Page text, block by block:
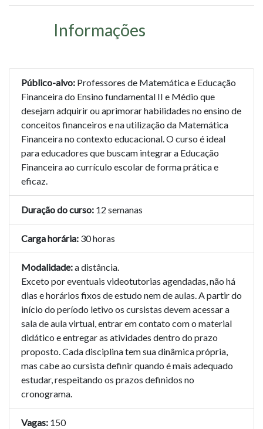
Informações
Público-alvo: Professores de Matemática e Educação
Financeira do Ensino fundamental II e Médio que
desejam adquirir ou aprimorar habilidades no ensino de
conceitos financeiros e na utilização da Matemática
Financeira no contexto educacional. O curso é ideal
para educadores que buscam integrar a Educação
Financeira ao currículo escolar de forma prática e
eficaz.
Duração do curso: 12 semanas
Carga horária: 30 horas
Modalidade:a distância.
Exceto por eventuais videotutorias agendadas, não há
dias e horários fixos de estudo nem de aulas. A partir do
início do período letivo os cursistas devem acessar a
sala de aula virtual, entrar em contato com o material
didático e entregar as atividades dentro do prazo
proposto. Cada disciplina tem sua dinâmica própria,
mas cabe ao cursista definir quando é mais adequado
estudar, respeitando os prazos definidos no
cronograma.
Vagas: 150